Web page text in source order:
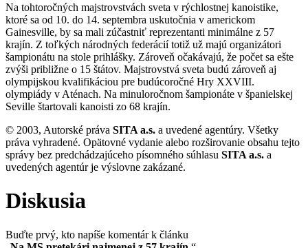
Na tohtoročných majstrovstvách sveta v rýchlostnej kanoistike,
ktoré sa od 10. do 14. septembra uskutočnia v americkom
Gainesville, by sa mali zúčastniť reprezentanti minimálne z 57
krajín. Z toľkých národných federácií totiž už majú organizátori
šampionátu na stole prihlášky. Zároveň očakávajú, že počet sa ešte
zvýši približne o 15 štátov. Majstrovstvá sveta budú zároveň aj
olympijskou kvalifikáciou pre budúcoročné Hry XXVIII.
olympiády v Aténach. Na minuloročnom šampionáte v španielskej
Seville štartovali kanoisti zo 68 krajín.
© 2003, Autorské práva SITA a.s. a uvedené agentúry. Všetky
práva vyhradené. Opätovné vydanie alebo rozširovanie obsahu tejto
správy bez predchádzajúceho písomného súhlasu SITA a.s. a
uvedených agentúr je výslovne zakázané.
Diskusia
Buďte prvý, kto napíše komentár k článku